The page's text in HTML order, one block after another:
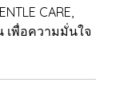
CARE,
เพื่อความมั่นใจ